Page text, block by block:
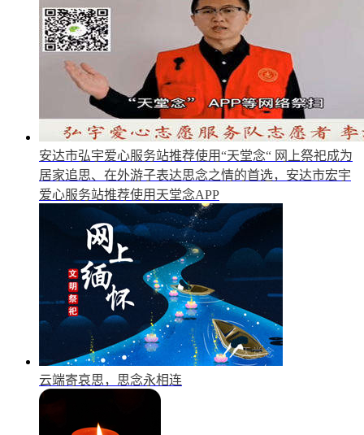
安达市弘宇爱心服务站推荐使用“天堂念“ 网上祭祀成为
居家追思、在外游子表达思念之情的首选，安达市宏宇
爱心服务站推荐使用天堂念APP
云端寄哀思，思念永相连